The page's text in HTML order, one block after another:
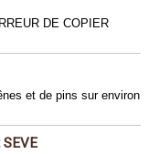
DE COPIER
et de pins sur environ